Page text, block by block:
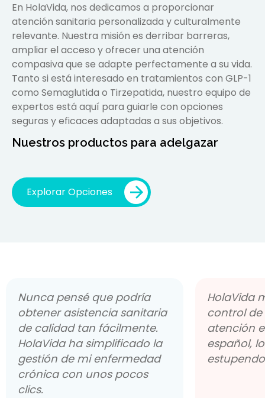
En HolaVida, nos dedicamos a proporcionar
atención sanitaria personalizada y culturalmente
relevante. Nuestra misión es derribar barreras,
ampliar el acceso y ofrecer una atención
compasiva que se adapte perfectamente a su vida.
Tanto si está interesado en tratamientos con GLP-1
como Semaglutida o Tirzepatida, nuestro equipo de
expertos está aquí para guiarle con opciones
seguras y eficaces adaptadas a sus objetivos.
Nuestros productos para adelgazar
Explorar Opciones
Nunca pensé que podría
obtener asistencia sanitaria
de calidad tan fácilmente.
HolaVida ha simplificado la
gestión de mi enfermedad
crónica con unos pocos
clics.
HolaVida
control de
atención
español,